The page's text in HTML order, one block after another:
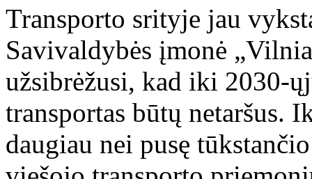
Transporto srityje jau
Savivaldybės įmonė
užsibrėžusi, kad iki 2030-
transportas būtų netaršus.
daugiau nei pusę